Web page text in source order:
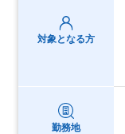
対象となる方
勤務地